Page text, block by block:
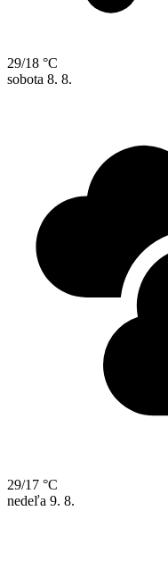
29/18 °C
sobota 8. 8.
29/17 °C
nedeľa 9. 8.